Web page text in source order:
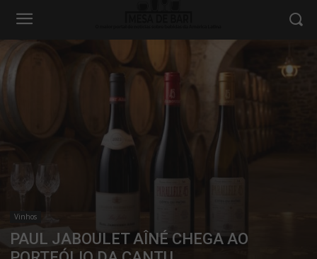
Vinhos
PAUL JABOULET AÎNÉ CHEGA AO